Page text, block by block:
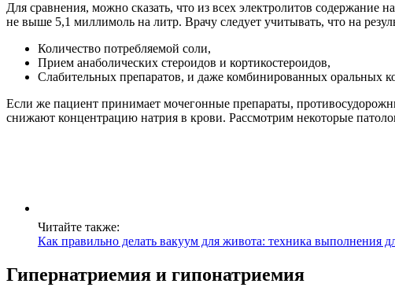
Для сравнения, можно сказать, что из всех электролитов содержание
не выше 5,1 миллимоль на литр. Врачу следует учитывать, что на
Количество потребляемой соли,
Прием анаболических стероидов и кортикостероидов,
Слабительных препаратов, и даже комбинированных оральных
Если же пациент принимает мочегонные препараты,
снижают концентрацию натрия в крови. Рассмотрим некоторые
Читайте также:
Как правильно делать вакуум для живота: техника выполнения
Гипернатриемия и гипонатриемия